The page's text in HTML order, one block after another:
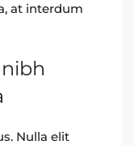
at interdum
Nulla elit